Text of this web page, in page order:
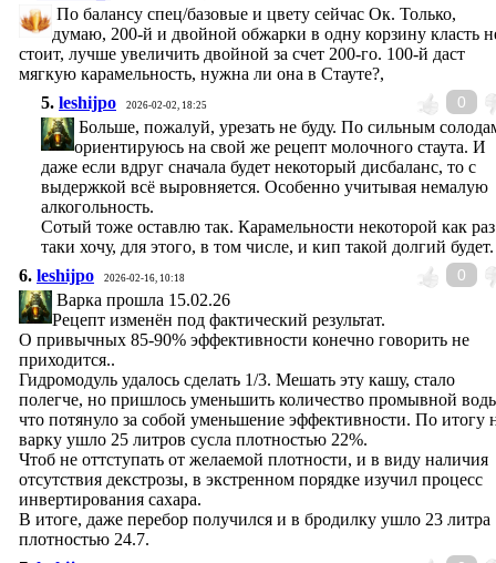
По балансу спец/базовые и цвету сейчас Ок. Только,
думаю, 200-й и двойной обжарки в одну корзину класть
стоит, лучше увеличить двойной за счет 200-го. 100-й даст
мягкую карамельность, нужна ли она в Стауте?,
0
5. leshijpo 2026-02-02, 18:25
Больше, пожалуй, урезать не буду. По сильным
ориентируюсь на свой же рецепт молочного стаута. И
даже если вдруг сначала будет некоторый дисбаланс, то с
выдержкой всё выровняется. Особенно учитывая немалую
алкогольность.
Сотый тоже оставлю так. Карамельности некоторой как раз
таки хочу, для этого, в том числе, и кип такой долгий будет.
0
6. leshijpo 2026-02-16, 10:18
Варка прошла 15.02.26
Рецепт изменён под фактический результат.
О привычных 85-90% эффективности конечно говорить не
приходится..
Гидромодуль удалось сделать 1/3. Мешать эту кашу, стало
полегче, но пришлось уменьшить количество промывной
что потянуло за собой уменьшение эффективности. По итогу
варку ушло 25 литров сусла плотностью 22%.
Чтоб не оттступать от желаемой плотности, и в виду наличия
отсутствия декстрозы, в экстренном порядке изучил процесс
инвертирования сахара.
В итоге, даже перебор получился и в бродилку ушло 23 литра
плотностью 24.7.